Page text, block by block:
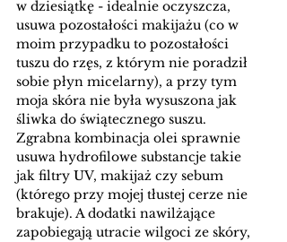
w dziesiątkę - idealnie oczyszcza,
usuwa pozostałości makijażu (co w
moim przypadku to pozostałości
tuszu do rzęs, z którym nie poradził
sobie płyn micelarny), a przy tym
moja skóra nie była wysuszona jak
śliwka do świątecznego suszu.
Zgrabna kombinacja olei sprawnie
usuwa hydrofilowe substancje takie
jak filtry UV, makijaż czy sebum
(którego przy mojej tłustej cerze nie
brakuje). A dodatki nawilżające
zapobiegają utracie wilgoci ze skóry,